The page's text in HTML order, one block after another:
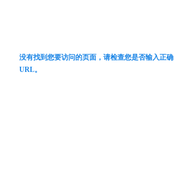
没有找到您要访问的页面，请检查您是否输入正确
URL。